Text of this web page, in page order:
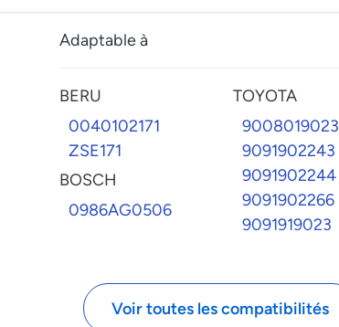
Adaptable à
BERU
0040102171
ZSE171
BOSCH
0986AG0506
TOYOTA
9008019023
9091902243
9091902244
9091902266
9091919023
Voir toutes les compatibilités